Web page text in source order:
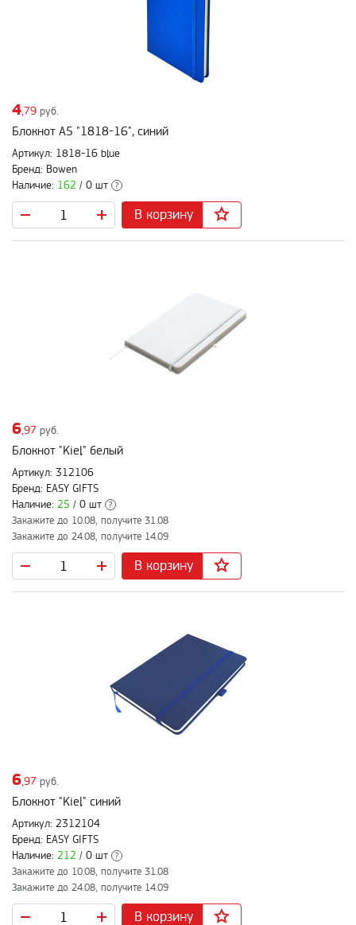
4,79 руб.
Блокнот А5 "1818-16", синий
Артикул: 1818-16 blue
Бренд: Bowen
Наличие: 162 / 0 шт ?
В корзину
6,97 руб.
Блокнот "Kiel" белый
Артикул: 312106
Бренд: EASY GIFTS
Наличие: 25 / 0 шт ?
Закажите до 10.08, получите 31.08
Закажите до 24.08, получите 14.09
В корзину
6,97 руб.
Блокнот "Kiel" синий
Артикул: 2312104
Бренд: EASY GIFTS
Наличие: 212 / 0 шт ?
Закажите до 10.08, получите 31.08
Закажите до 24.08, получите 14.09
В корзину